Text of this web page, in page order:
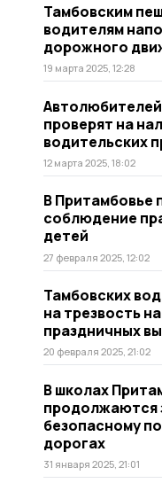
Тамбовским
водителям
дорожного
19 марта 2025, 12:28
проверят на
водительских
12 марта 2025, 18:02
В Притамбовье
соблюдение
детей
27 февраля 2025, 12:02
Тамбовских
на трезвость
праздничных
20 февраля 2025, 21:02
В школах
продолжаются
безопасному
дорогах
31 января 2025, 21:01